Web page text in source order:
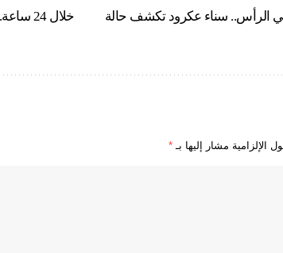
في الرأس.. سناء عكرود تكشف حالة
الإلزامية مشار إليها بـ *